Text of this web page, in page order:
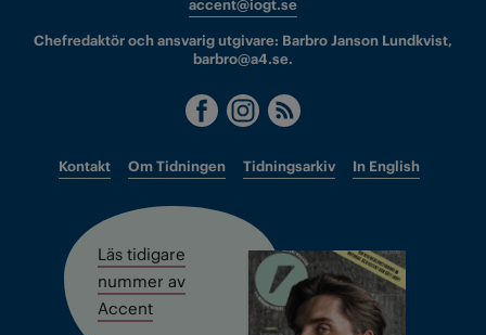
accent@iogt.se
Chefredaktör och ansvarig utgivare: Barbro Janson Lundkvist,
barbro@a4.se.
Kontakt Om Tidningen Tidningsarkiv In English
Läs tidigare
nummer av
Accent